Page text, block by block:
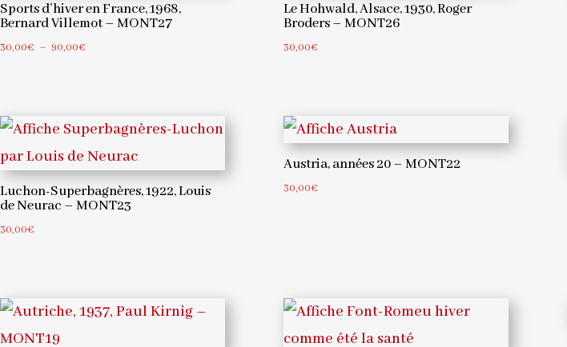
Sports d’hiver en France, 1968,
Bernard Villemot – MONT27
30,00€ – 90,00€
90,00€
Le Hohwald, Alsace, 1930, Roger
Broders – MONT26
30,00€
Luchon-Superbagnères, 1922, Louis
de Neurac – MONT23
30,00€
Austria, années 20 – MONT22
30,00€